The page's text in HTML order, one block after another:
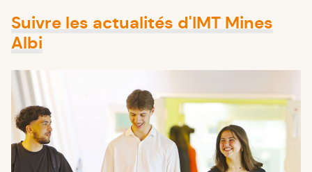
Suivre les actualités d'IMT Mines
Albi